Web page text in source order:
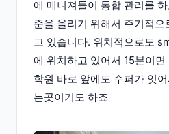
에 메니져들이 통합 관리를
준을 올리기 위해서 주기적
고 있습니다. 위치적으로도
에 위치하고 있어서 15분이
학원 바로 앞에도 수퍼가 잇
는곳이기도 하죠